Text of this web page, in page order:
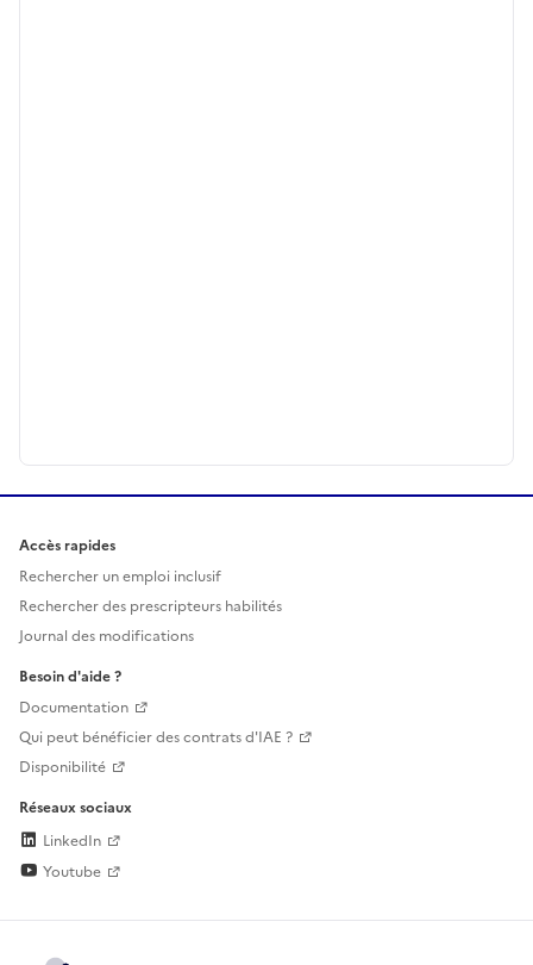
Accès rapides
Rechercher un emploi inclusif
Rechercher des prescripteurs habilités
Journal des modifications
Besoin d'aide ?
Documentation
Qui peut bénéficier des contrats d'IAE ?
Disponibilité
Réseaux sociaux
LinkedIn
Youtube